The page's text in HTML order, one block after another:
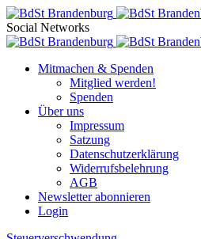
Social Networks
Mitmachen & Spenden
Mitglied werden!
Spenden
Über uns
Impressum
Satzung
Datenschutzerklärung
Widerrufsbelehrung
AGB
Newsletter abonnieren
Login